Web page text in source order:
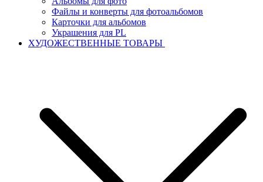
Файлы и конверты для фотоальбомов
Карточки для альбомов
Украшения для PL
ХУДОЖЕСТВЕННЫЕ ТОВАРЫ